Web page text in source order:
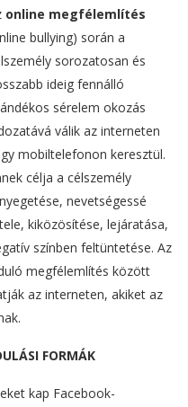
online megfélemlítés
bullying) során a
sorozatosan és
ideig fennálló
sérelem okozás
válik az interneten
mobiltelefonon keresztül.
célja a célszemély
nevetségessé
kiközösítése, lejáratása,
színben feltüntetése. Az
megfélemlítés között
az interneten, akiket az
FORMÁK
kap Facebook-